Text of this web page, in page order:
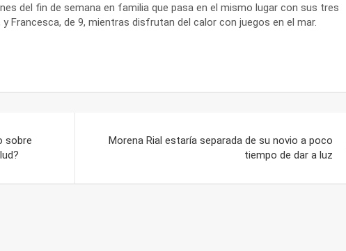
del fin de semana en familia que pasa en el mismo lugar con sus tres
Francesca, de 9, mientras disfrutan del calor con juegos en el mar.
sobre
Morena Rial estaría separada de su novio a poco
tiempo de dar a luz